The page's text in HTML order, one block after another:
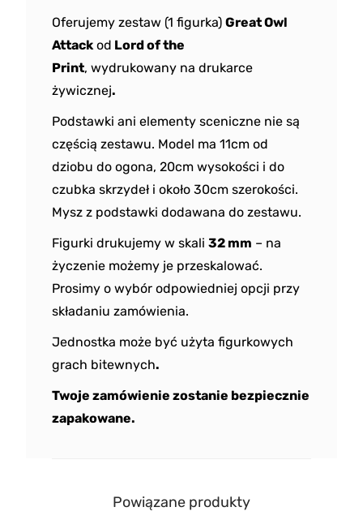
Oferujemy zestaw (1 figurka) Great Owl
Attackod Lord of the
Print, wydrukowany na drukarce
żywicznej.
Podstawki ani elementy sceniczne nie są
częścią zestawu. Model ma 11cm od
dziobu do ogona, 20cm wysokości i do
czubka skrzydeł i około 30cm szerokości.
Mysz z podstawki dodawana do zestawu.
Figurki drukujemy w skali 32 mm – na
życzenie możemy je przeskalować.
Prosimy o wybór odpowiedniej opcji przy
składaniu zamówienia.
Jednostka może być użyta figurkowych
grach bitewnych.
Twoje zamówienie zostanie bezpiecznie
zapakowane.
Powiązane produkty